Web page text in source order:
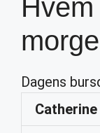
Dagens